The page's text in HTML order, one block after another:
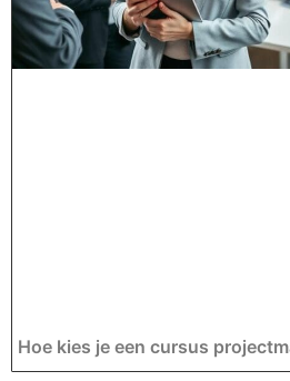
Hoe kies je een cursus